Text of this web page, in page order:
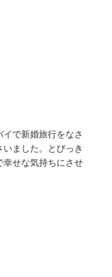
で新婚旅行をなさ
ました。とびっき
幸せな気持ちにさせ